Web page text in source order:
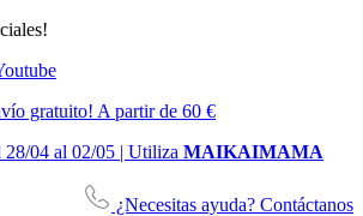
gratuito! A partir de 60 €
04 al 02/05 | Utiliza MAIKAIMAMA
¿Necesitas ayuda? Contáctanos